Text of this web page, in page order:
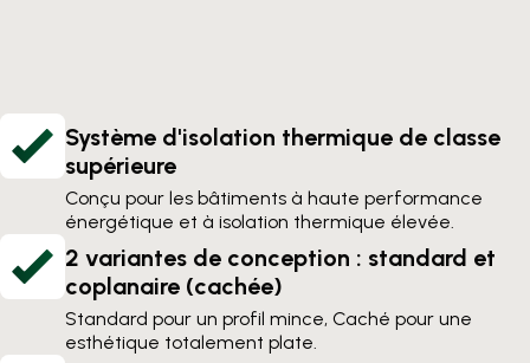
Système d'isolation thermique de classe
supérieure
Conçu pour les bâtiments à haute performance
énergétique et à isolation thermique élevée.
2 variantes de conception : standard et
coplanaire (cachée)
Standard pour un profil mince, Caché pour une
esthétique totalement plate.